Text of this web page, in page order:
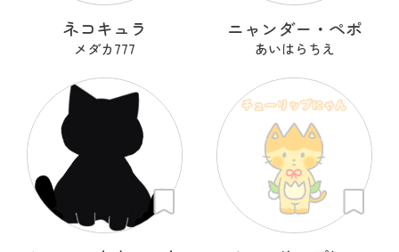
ネコキュラ
メダカ777
ニャンダー・ペポ
あいはらちえ